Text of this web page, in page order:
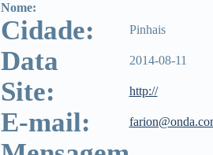
Nome:
Cidade: Pinhais
Data 2014-08-11
Site: http://
E-mail: